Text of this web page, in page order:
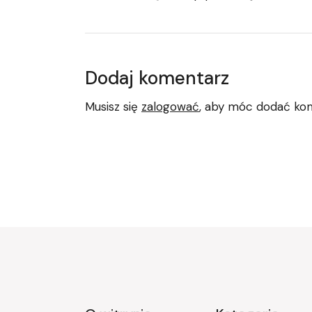
Dodaj komentarz
Musisz się zalogować, aby móc dodać